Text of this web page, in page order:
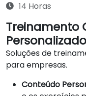
14 Horas
Treinamento
Personalizado
Soluções de
para empresas.
Conteúdo